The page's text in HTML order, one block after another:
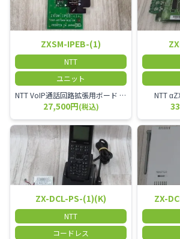
ZXSM-IPEB-(1)
NTT
ユニット
NTT VoIP通話回路拡張用ボード ZXSM－IP内線ボード－「1」
27,500円(税込)
NTT
ZX-DCL-PS-(1)(K)
NTT
コードレス
ZX-